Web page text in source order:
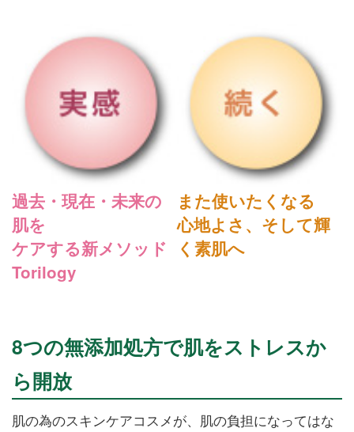
過去・現在・未来の
肌を
ケアする新メソッド
Torilogy
また使いたくなる
心地よさ、そして輝
く素肌へ
8つの無添加処方で肌をストレスか
ら開放
肌の為のスキンケアコスメが、肌の負担になってはな